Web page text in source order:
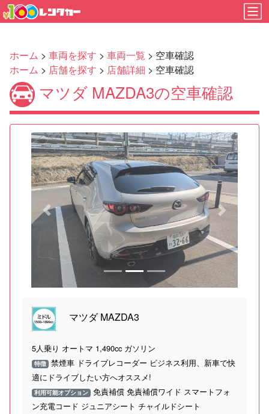
ホーム > 車両を探す > 車両一覧 > 空車確認
ホーム > 店舗を探す > 店舗詳細 > 空車確認
マツダ MAZDA3の空車確認
Previous Next
マツダ MAZDA3
5人乗り オートマ 1,490cc ガソリン
特徴 禁煙車 ドライブレコーダー ビジネス利用、新車で快
適にドライブしたい方へオススメ!
利用可能オプション 免責補償 免責補償ワイド スマートフォ
ン充電コード ジュニアシート チャイルドシート